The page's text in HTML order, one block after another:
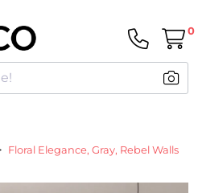
0
Floral Elegance, Gray, Rebel Walls